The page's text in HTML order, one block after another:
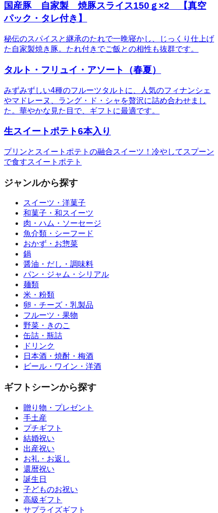
国産豚 自家製 焼豚スライス150ｇ×2 【真空
パック・タレ付き】
秘伝のスパイスと継承のたれで一晩寝かし、じっくり仕上げ
た自家製焼き豚。たれ付きでご飯との相性も抜群です。
タルト・フリュイ・アソート（春夏）
みずみずしい4種のフルーツタルトに、人気のフィナンシェ
やマドレーヌ、ラング・ド・シャを贅沢に詰め合わせまし
た。華やかな見た目で、ギフトに最適です。
生スイートポテト6本入り
プリンとスイートポテトの融合スイーツ！冷やしてスプーン
で食すスイートポテト
ジャンルから探す
スイーツ・洋菓子
和菓子・和スイーツ
肉・ハム・ソーセージ
魚介類・シーフード
おかず・お惣菜
鍋
醤油・だし・調味料
パン・ジャム・シリアル
麺類
米・粉類
卵・チーズ・乳製品
フルーツ・果物
野菜・きのこ
缶詰・瓶詰
ドリンク
日本酒・焼酎・梅酒
ビール・ワイン・洋酒
ギフトシーンから探す
贈り物・プレゼント
手土産
プチギフト
結婚祝い
出産祝い
お礼・お返し
還暦祝い
誕生日
子どものお祝い
高級ギフト
サプライズギフト